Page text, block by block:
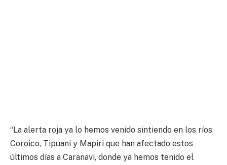
“La alerta roja ya lo hemos venido sintiendo en los ríos
Coroico, Tipuani y Mapiri que han afectado estos
últimos días a Caranavi, donde ya hemos tenido el